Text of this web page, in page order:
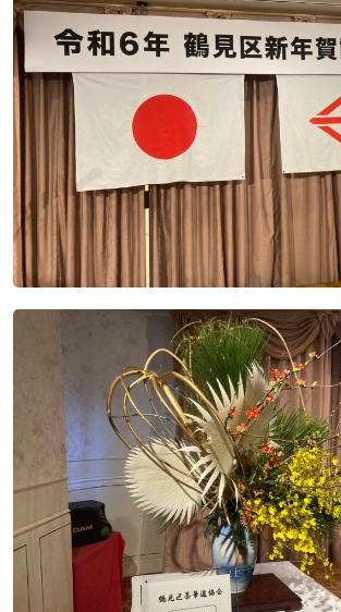
現場レポート
未分類
お問い合わせ
プライバシーポリシー
アクセス
045-571-0505
受付：9：00 ～ 17：00
月～金曜日（※祝祭日を除
閉じる